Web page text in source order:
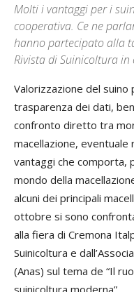
Molti i vantaggi per i
cooperativa. Ce ne
hanno partecipato alla
Rivista di Suinicoltura
Valorizzazione del
trasparenza dei dati,
confronto diretto tra
macellazione, eventuale
vantaggi che comporta,
mondo della
alcuni dei principali
ottobre si sono
alla fiera di Cremona
Suinicoltura e
(Anas) sul tema de “Il
suinicoltura moderna”.